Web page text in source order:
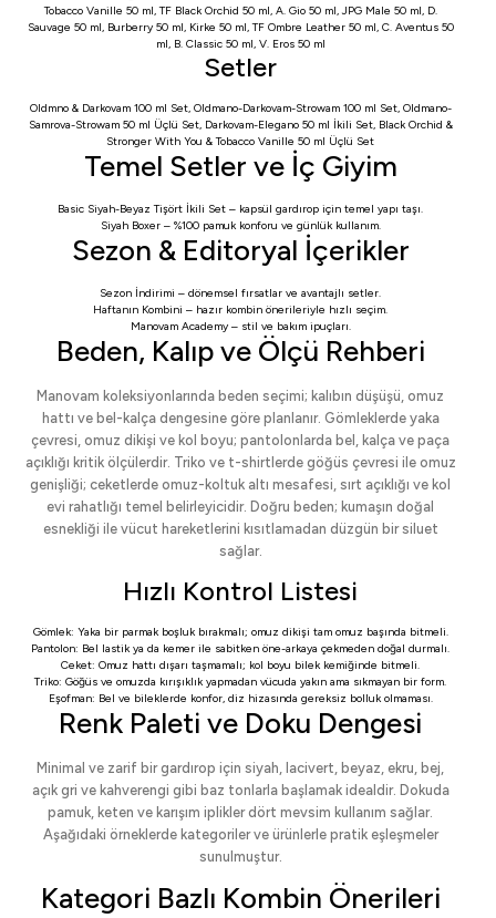
Tobacco Vanille 50 ml,TF Black Orchid 50 ml, A. Gio 50 ml,JPG Male 50 ml, D.
Sauvage 50 ml, Burberry 50 ml, Kirke 50 ml,TF Ombre Leather 50 ml, C. Aventus 50
ml, B. Classic 50 ml, V. Eros 50 ml
Setler
Oldmno & Darkovam 100 ml Set, Oldmano-Darkovam-Strowam 100 ml Set, Oldmano-
Samrova-Strowam 50 ml Üçlü Set, Darkovam-Elegano 50 ml İkili Set, Black Orchid &
Stronger With You & Tobacco Vanille 50 ml Üçlü Set
Temel Setler ve İç Giyim
Basic Siyah-Beyaz Tişört İkili Set – kapsül gardırop için temel yapı taşı.
Siyah Boxer– %100 pamuk konforu ve günlük kullanım.
Sezon & Editoryal İçerikler
Sezon İndirimi – dönemsel fırsatlar ve avantajlı setler.
Haftanın Kombini – hazır kombin önerileriyle hızlı seçim.
Manovam Academy– stil ve bakım ipuçları.
Beden, Kalıp ve Ölçü Rehberi
Manovam koleksiyonlarında beden seçimi; kalıbın düşüşü, omuz
hattı ve bel-kalça dengesine göre planlanır. Gömleklerde yaka
çevresi, omuz dikişi ve kol boyu; pantolonlarda bel, kalça ve paça
açıklığı kritik ölçülerdir. Triko ve t-shirtlerde göğüs çevresi ile omuz
genişliği; ceketlerde omuz-koltuk altı mesafesi, sırt açıklığı ve kol
evi rahatlığı temel belirleyicidir. Doğru beden; kumaşın doğal
esnekliği ile vücut hareketlerini kısıtlamadan düzgün bir siluet
sağlar.
Hızlı Kontrol Listesi
Gömlek: Yaka bir parmak boşluk bırakmalı; omuz dikişi tam omuz başında bitmeli.
Pantolon: Bel lastik ya da kemer ile sabitken öne-arkaya çekmeden doğal durmalı.
Ceket: Omuz hattı dışarı taşmamalı; kol boyu bilek kemiğinde bitmeli.
Triko: Göğüs ve omuzda kırışıklık yapmadan vücuda yakın ama sıkmayan bir form.
Eşofman: Bel ve bileklerde konfor, diz hizasında gereksiz bolluk olmaması.
Renk Paleti ve Doku Dengesi
Minimal ve zarif bir gardırop için siyah, lacivert, beyaz, ekru, bej,
açık gri ve kahverengi gibi baz tonlarla başlamak idealdir. Dokuda
pamuk, keten ve karışım iplikler dört mevsim kullanım sağlar.
Aşağıdaki örneklerde kategoriler ve ürünlerle pratik eşleşmeler
sunulmuştur.
Kategori Bazlı Kombin Önerileri